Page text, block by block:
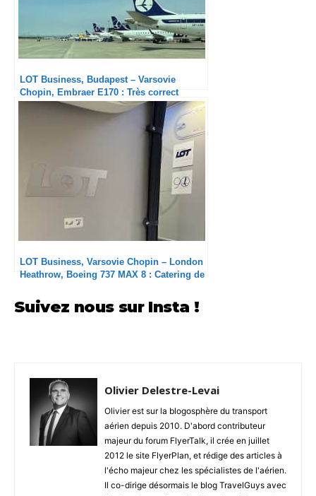
LOT Business, Budapest – Varsovie
Chopin, Embraer E170 : Très correct
LOT Business, Varsovie Chopin – London
Heathrow, Boeing 737 MAX 8 : Catering de
Suivez nous sur Insta !
Olivier Delestre-Levai
Olivier est sur la blogosphère du transport
aérien depuis 2010. D'abord contributeur
majeur du forum FlyerTalk, il crée en juillet
2012 le site FlyerPlan, et rédige des articles à
l'écho majeur chez les spécialistes de l'aérien.
Il co-dirige désormais le blog TravelGuys avec